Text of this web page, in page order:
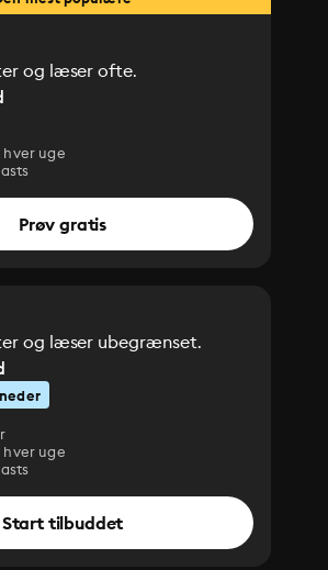
og læser ofte.
hver uge
Prøv gratis
og læser ubegrænset.
hver uge
Start tilbuddet